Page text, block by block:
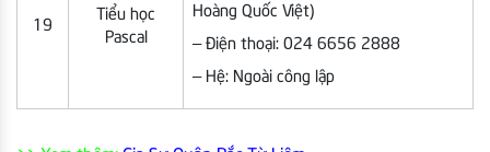
19
Tiểu học
Pascal
Hoàng Quốc Việt)
– Điện thoại: 024 6656 2888
– Hệ: Ngoài công lập